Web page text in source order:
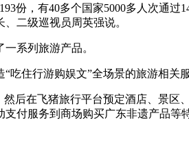
份，有40多个国家5000多人次通
二级巡视员周英强说。
系列旅游产品。
住行游购娱文”全场景的旅游相关服
后在飞猪旅行平台预定酒店、景
付服务到商场购买广东非遗产品